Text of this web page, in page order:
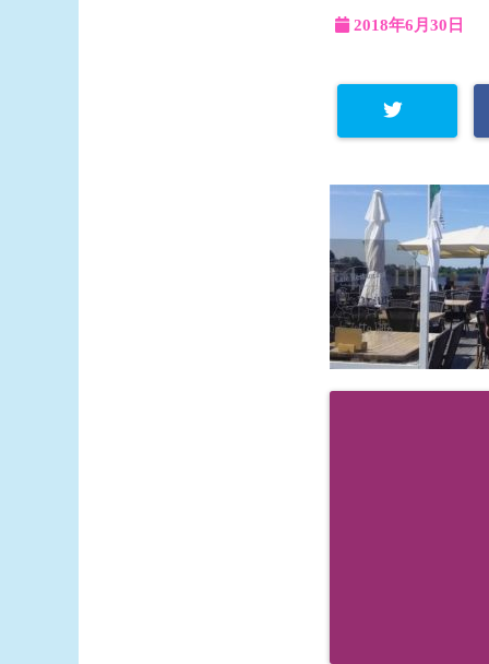
2018年6月30日